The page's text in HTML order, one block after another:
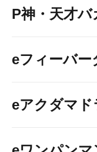
P神・天才
eフィーバ
eアクダマド